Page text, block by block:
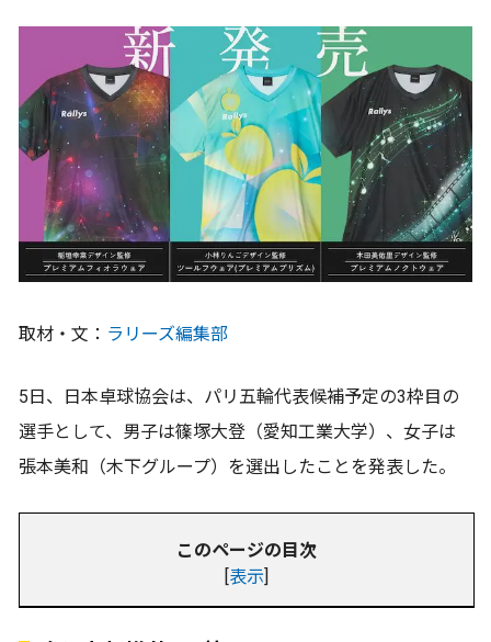
取材・文： ラリーズ編集部
5日、日本卓球協会は、パリ五輪代表候補予定の3枠目の
選手として、男子は篠塚大登（愛知工業大学）、女子は
張本美和（木下グループ）を選出したことを発表した。
このページの目次
[表示]